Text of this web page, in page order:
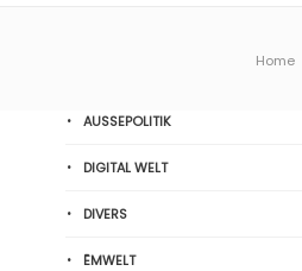
Home
AUSSEPOLITIK
DIGITAL WELT
DIVERS
ËMWELT